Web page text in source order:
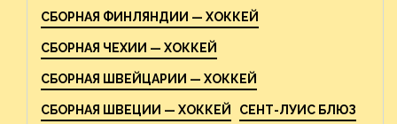
СБОРНАЯ ФИНЛЯНДИИ — ХОККЕЙ
СБОРНАЯ ЧЕХИИ — ХОККЕЙ
СБОРНАЯ ШВЕЙЦАРИИ — ХОККЕЙ
СБОРНАЯ ШВЕЦИИ — ХОККЕЙ СЕНТ-ЛУИС БЛЮЗ